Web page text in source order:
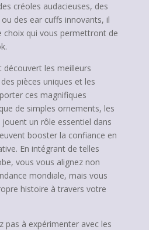
créoles audacieuses, des
des ear cuffs innovants, il
choix qui vous permettront de
découvert les meilleurs
pièces uniques et les
ces magnifiques
de simples ornements, les
jouent un rôle essentiel dans
booster la confiance en
En intégrant de telles
vous vous alignez non
mondiale, mais vous
histoire à travers votre
pas à expérimenter avec les